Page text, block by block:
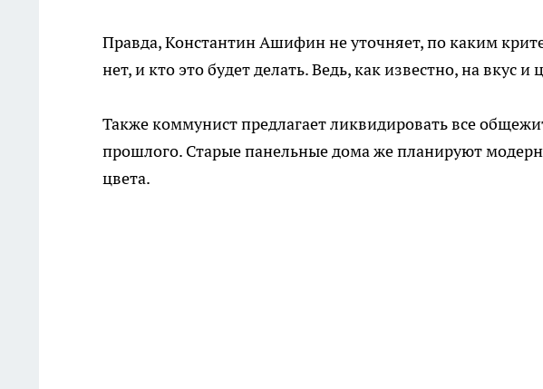
Правда, Константин Ашифин не уточняет, по каким
нет, и кто это будет делать. Ведь, как известно, на вкус и
Также коммунист предлагает ликвидировать все
прошлого. Старые панельные дома же планируют
цвета.